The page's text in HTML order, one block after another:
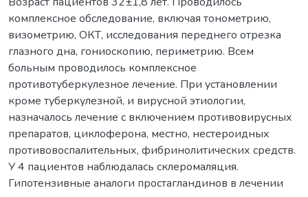
комплексное обследование, включая тонометрию,
визометрию, ОКТ, исследования переднего отрезка
глазного дна, гониоскопию, периметрию. Всем
больным проводилось комплексное
противотуберкулезное лечение. При установлении
кроме туберкулезной, и вирусной этиологии,
назначалось лечение с включением противовирусных
препаратов, циклоферона, местно, нестероидных
противовоспалительных, фибринолитических средств.
У 4 пациентов наблюдалась склеромаляция.
Гипотензивные аналоги простагландинов в лечении